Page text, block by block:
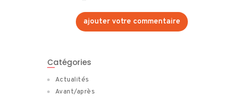
Catégories
Actualités
Avant/après